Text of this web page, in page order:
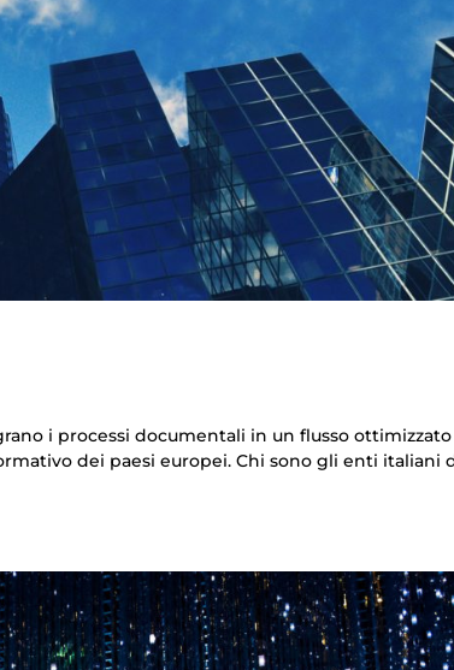
i processi documentali in un flusso ottimizzato
dei paesi europei. Chi sono gli enti italiani